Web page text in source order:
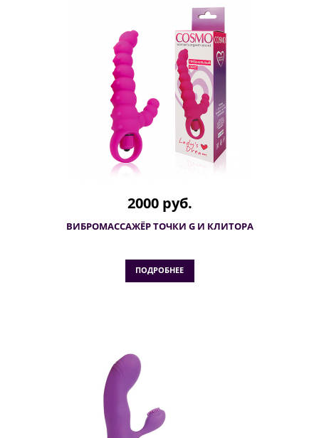
2000 руб.
ВИБРОМАССАЖЁР ТОЧКИ G И КЛИТОРА
ПОДРОБНЕЕ